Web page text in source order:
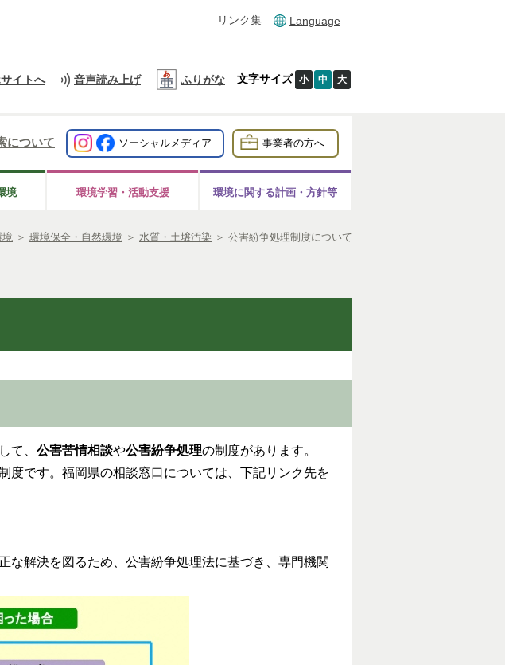
リンク集 Language
イトへ 音声読み上げ ふりがな 文字サイズ 小 中 大
ソーシャルメディア 事業者の方へ
について
境 環境学習・活動支援 環境に関する計画・方針等
境 ＞ 環境保全・自然環境 ＞ 水質・土壌汚染 ＞ 公害紛争処理制度について
て、 公害苦情相談や公害紛争処理の制度があります。
です。福岡県の相談窓口については、下記リンク先を
な解決を図るため、公害紛争処理法に基づき、専門機関